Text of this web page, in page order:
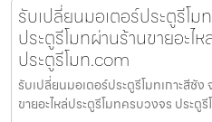
รับเปลี่ยนมอเตอร์ประตูรีโม
ประตูรีโมทผ่านร้านขายอะไ
ประตูรีโมท.com
รับเปลี่ยนมอเตอร์ประตูรีโมทเกาะสีชัง
ขายอะไหล่ประตูรีโมทครบวงจร ประ